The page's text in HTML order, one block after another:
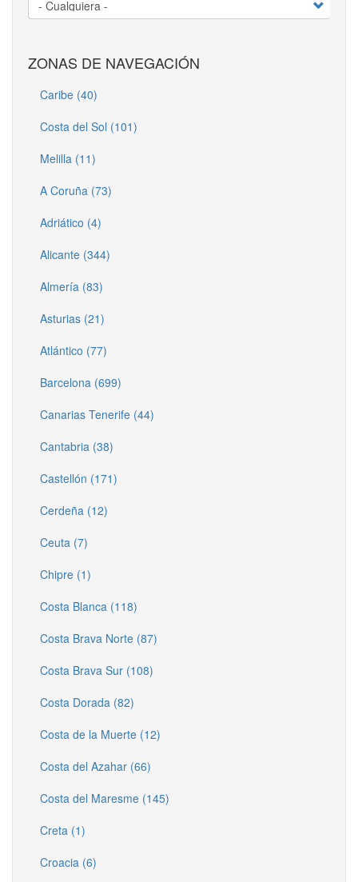
ZONAS DE NAVEGACIÓN
Caribe (40)
Costa del Sol (101)
Melilla (11)
A Coruña (73)
Adriático (4)
Alicante (344)
Almería (83)
Asturias (21)
Atlántico (77)
Barcelona (699)
Canarias Tenerife (44)
Cantabria (38)
Castellón (171)
Cerdeña (12)
Ceuta (7)
Chipre (1)
Costa Blanca (118)
Costa Brava Norte (87)
Costa Brava Sur (108)
Costa Dorada (82)
Costa de la Muerte (12)
Costa del Azahar (66)
Costa del Maresme (145)
Creta (1)
Croacia (6)